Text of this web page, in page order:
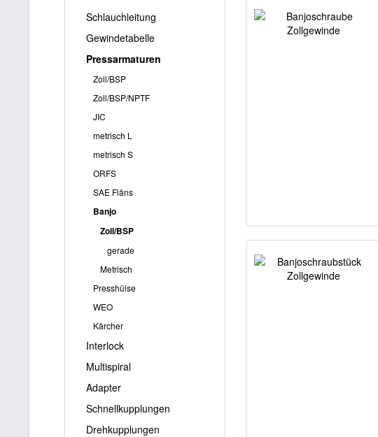
Schlauchleitung
Gewindetabelle
Pressarmaturen
Zoll/BSP
Zoll/BSP/NPTF
JIC
metrisch L
metrisch S
ORFS
SAE Fläns
Banjo
Zoll/BSP
gerade
Metrisch
Presshülse
WEO
Kärcher
Interlock
Multispiral
Adapter
Schnellkupplungen
Drehkupplungen